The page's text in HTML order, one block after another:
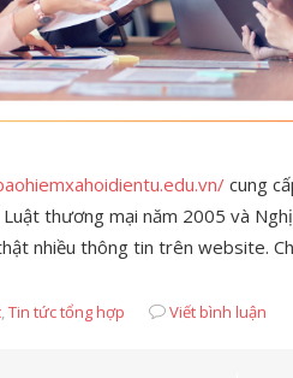
cung
thương mại năm 2005 và
nhiều thông tin trên website.
,Tin tức tổng hợp Viết bình luận